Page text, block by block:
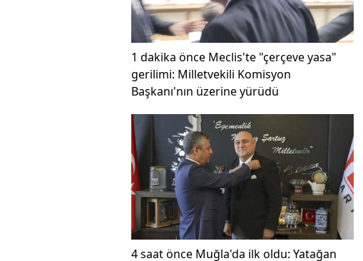
1 dakika önce Meclis'te "çerçeve yasa"
gerilimi: Milletvekili Komisyon
Başkanı'nın üzerine yürüdü
4 saat önce Muğla'da ilk oldu: Yatağan